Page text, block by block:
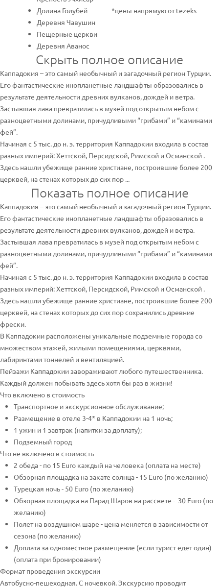
Долина Голубей
Деревня Чавушин
Пещерные церкви
Деревня Аванос
*цены напрямую от tezeks
Скрыть полное описание
Каппадокия – это самый необычный и загадочный регион Турции.
Его фантастические инопланетные ландшафты образовались в
результате деятельности древних вулканов, дождей и ветра.
Застывшая лава превратилась в музей под открытым небом с
разноцветными долинами, причудливыми “грибами” и “каминами
фей”.
Начиная с 5 тыс. до н. э. территория Каппадокии входила в состав
разных империй: Хеттской, Персидской, Римской и Османской .
Здесь нашли убежище ранние христиане, построившие более 200
церквей, на стенах которых до сих пор ...
Показать полное описание
Каппадокия – это самый необычный и загадочный регион Турции.
Его фантастические инопланетные ландшафты образовались в
результате деятельности древних вулканов, дождей и ветра.
Застывшая лава превратилась в музей под открытым небом с
разноцветными долинами, причудливыми “грибами” и “каминами
фей”.
Начиная с 5 тыс. до н. э. территория Каппадокии входила в состав
разных империй: Хеттской, Персидской, Римской и Османской .
Здесь нашли убежище ранние христиане, построившие более 200
церквей, на стенах которых до сих пор сохранились древние
фрески.
В Каппадокии расположены уникальные подземные города со
множеством этажей, жилыми помещениями, церквями,
лабиринтами тоннелей и вентиляцией.
Пейзажи Каппадокии завораживают любого путешественника.
Каждый должен побывать здесь хотя бы раз в жизни!
Что включено в стоимость
Транспортное и экскурсионное обслуживание;
Размещение в отеле 3-4* в Каппадокии на 1 ночь;
1 ужин и 1 завтрак (напитки за доплату);
Подземный город
Что не включено в стоимость
2 обеда - по 15 Euro каждый на человека (оплата на месте)
Обзорная площадка на закате солнца - 15 Euro (по желанию)
Турецкая ночь - 50 Euro (по желанию)
Обзорная площадка на Парад Шаров на рассвете - 30 Euro (по
желанию)
Полет на воздушном шаре - цена меняется в зависимости от
сезона (по желанию)
Доплата за одноместное размещение (если турист едет один)
(оплата при бронировании)
Формат проведения экскурсии
Автобусно-пешеходная. С ночевкой. Экскурсию проводит